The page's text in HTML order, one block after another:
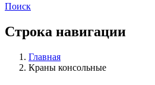
Поиск
Строка навигации
Главная
Краны консольные